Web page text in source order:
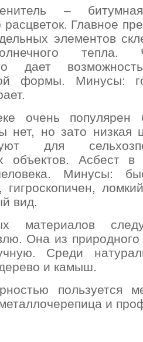
–
Главное
элементов
тепла.
дает
формы. Минусы:
очень
нет, но зато низкая
для
объектов. Асбест в
Минусы:
гигроскопичен,
вид.
материалов
Она из
Среди
и камыш.
пользуется
и